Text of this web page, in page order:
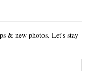
& new photos. Let's stay